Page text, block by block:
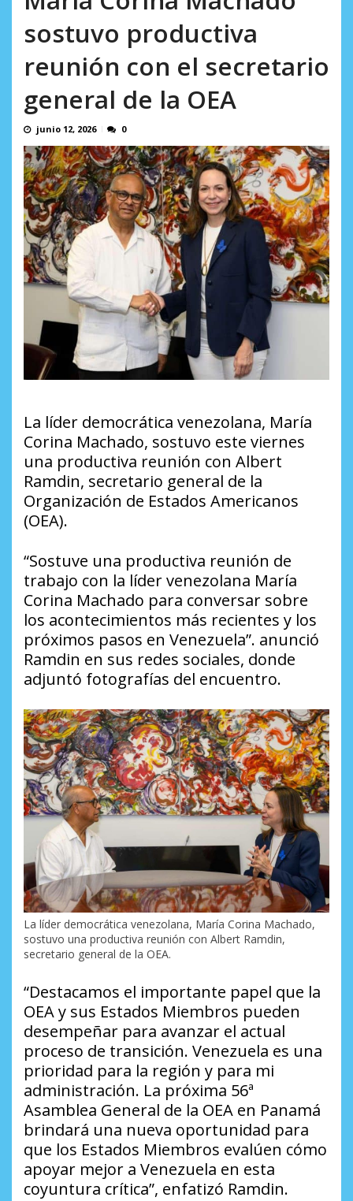
sostuvo productiva
reunión con el secretario
general de la OEA
junio 12, 2026 0
La líder democrática venezolana, María
Corina Machado, sostuvo este viernes
una productiva reunión con Albert
Ramdin, secretario general de la
Organización de Estados Americanos
(OEA).
“Sostuve una productiva reunión de
trabajo con la líder venezolana María
Corina Machado para conversar sobre
los acontecimientos más recientes y los
próximos pasos en Venezuela”. anunció
Ramdin en sus redes sociales, donde
adjuntó fotografías del encuentro.
La líder democrática venezolana, María Corina Machado,
sostuvo una productiva reunión con Albert Ramdin,
secretario general de la OEA.
“Destacamos el importante papel que la
OEA y sus Estados Miembros pueden
desempeñar para avanzar el actual
proceso de transición. Venezuela es una
prioridad para la región y para mi
administración. La próxima 56ª
Asamblea General de la OEA en Panamá
brindará una nueva oportunidad para
que los Estados Miembros evalúen cómo
apoyar mejor a Venezuela en esta
coyuntura crítica”, enfatizó Ramdin.